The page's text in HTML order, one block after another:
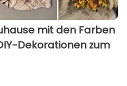
mit den Farben
Dekorationen zum